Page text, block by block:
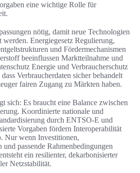
eine wichtige Rolle für
nötig, damit neue Technologien
Energiegesetz Regulierung,
und Fördermechanismen
beeinflussen Marktteilnahme und
Energie und Verbraucherschutz
Verbraucherdaten sicher behandelt
fairen Zugang zu Märkten haben.
sich: Es braucht eine Balance zwischen
Koordinierte nationale und
durch ENTSO-E und
Vorgaben fördern Interoperabilität
Nur wenn Investitionen,
und passende Rahmenbedingungen
ein resilienter, dekarbonisierter
Netzstabilität.